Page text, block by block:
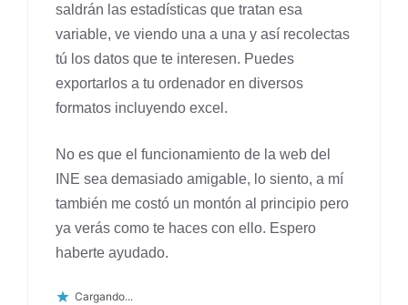
saldrán las estadísticas que tratan esa
variable, ve viendo una a una y así recolectas
tú los datos que te interesen. Puedes
exportarlos a tu ordenador en diversos
formatos incluyendo excel.
No es que el funcionamiento de la web del
INE sea demasiado amigable, lo siento, a mí
también me costó un montón al principio pero
ya verás como te haces con ello. Espero
haberte ayudado.
Cargando...